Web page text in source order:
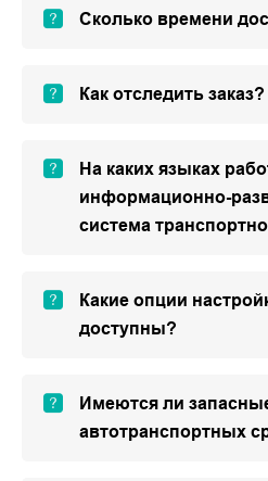
Сколько времени
Как отследить заказ?
На каких языках
информационно-
система
Какие опции
доступны?
Имеются ли
автотранспортных